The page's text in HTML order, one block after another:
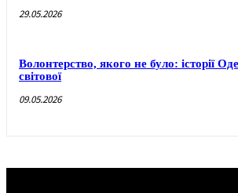
29.05.2026
Волонтерство, якого не було: історії
світової
09.05.2026